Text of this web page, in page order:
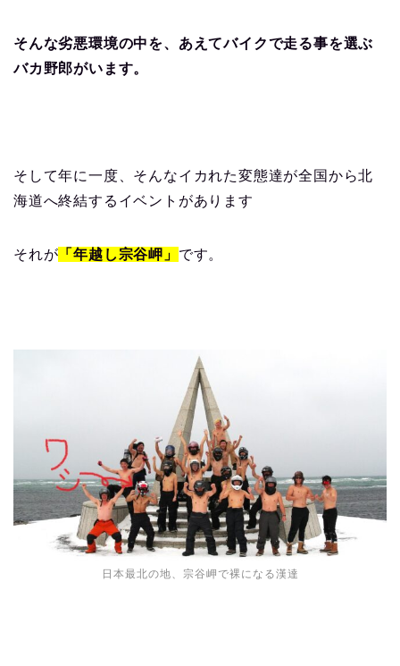
そんな劣悪環境の中を、あえてバイクで走る事を選ぶ
バカ野郎がいます。
そして年に一度、そんなイカれた変態達が全国から北
海道へ終結するイベントがあります
それが 「年越し宗谷岬」 です。
日本最北の地、宗谷岬で裸になる漢達